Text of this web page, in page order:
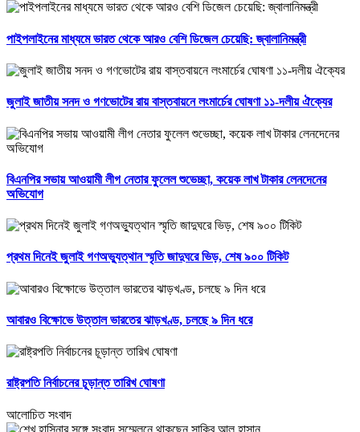
পাইপলাইনের মাধ্যমে ভারত থেকে আরও বেশি ডিজেল চেয়েছি: জ্বালানিমন্ত্রী
জুলাই জাতীয় সনদ ও গণভোটের রায় বাস্তবায়নে লংমার্চের ঘোষণা ১১-দলীয় ঐক্যের
বিএনপির সভায় আওয়ামী লীগ নেতার ফুলেল শুভেচ্ছা, কয়েক লাখ টাকার লেনদেনের
অভিযোগ
প্রথম দিনেই জুলাই গণঅভ্যুত্থান স্মৃতি জাদুঘরে ভিড়, শেষ ৯০০ টিকিট
আবারও বিক্ষোভে উত্তাল ভারতের ঝাড়খণ্ড, চলছে ৯ দিন ধরে
রাষ্ট্রপতি নির্বাচনের চূড়ান্ত তারিখ ঘোষণা
আলোচিত সংবাদ